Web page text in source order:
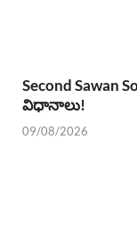
Second Sawan
విధానాలు!
09/08/2026